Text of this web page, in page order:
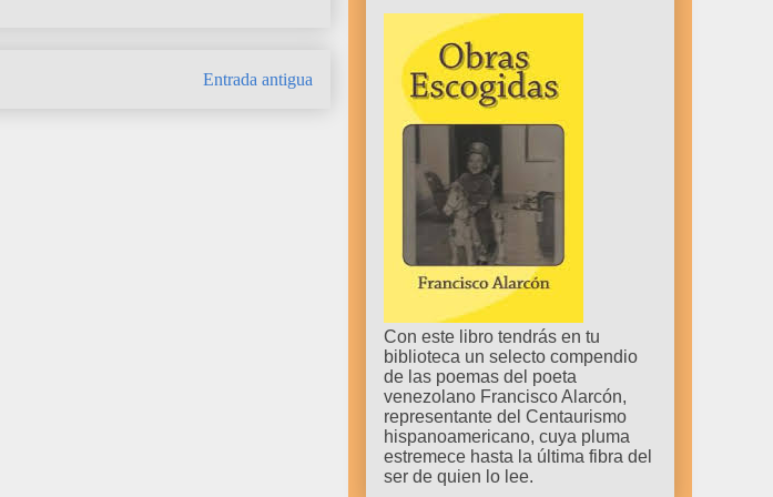
Entrada antigua
Con este libro tendrás en tu
biblioteca un selecto compendio
de las poemas del poeta
venezolano Francisco Alarcón,
representante del Centaurismo
hispanoamericano, cuya pluma
estremece hasta la última fibra del
ser de quien lo lee.